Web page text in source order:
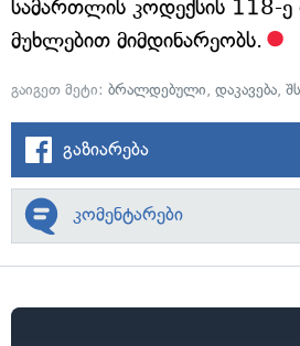
სამართლის კოდექსის 118-
მუხლებით მიმდინარეობს.
გაიგეთ მეტი: ბრალდებული, დაკავება,
გაზიარება
კომენტარები